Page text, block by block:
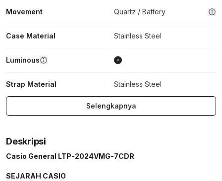
Movement Quartz / Battery
Case Material Stainless Steel
Luminous
Strap Material Stainless Steel
Selengkapnya
Deskripsi
Casio General LTP-2024VMG-7CDR
SEJARAH CASIO